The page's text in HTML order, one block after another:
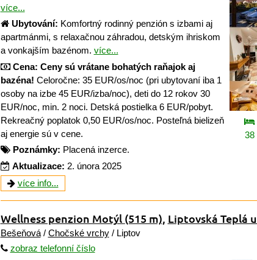
38
více...
Ubytování: Komfortný rodinný penzión s izbami aj
apartmánmi, s relaxačnou záhradou, detským ihriskom
a vonkajším bazénom. více...
Cena: Ceny sú vrátane bohatých raňajok aj
bazéna! Celoročne: 35 EUR/os/noc (pri ubytovaní iba 1
osoby na izbe 45 EUR/izba/noc), deti do 12 rokov 30
EUR/noc, min. 2 noci. Detská postielka 6 EUR/pobyt.
Rekreačný poplatok 0,50 EUR/os/noc. Posteľná bielizeň
aj energie sú v cene.
Poznámky: Placená inzerce.
Aktualizace: 2. února 2025
více info...
Wellness penzion Motýl (515 m), Liptovská Teplá
Bešeňová/ Chočské vrchy/ Liptov
zobraz telefonní číslo